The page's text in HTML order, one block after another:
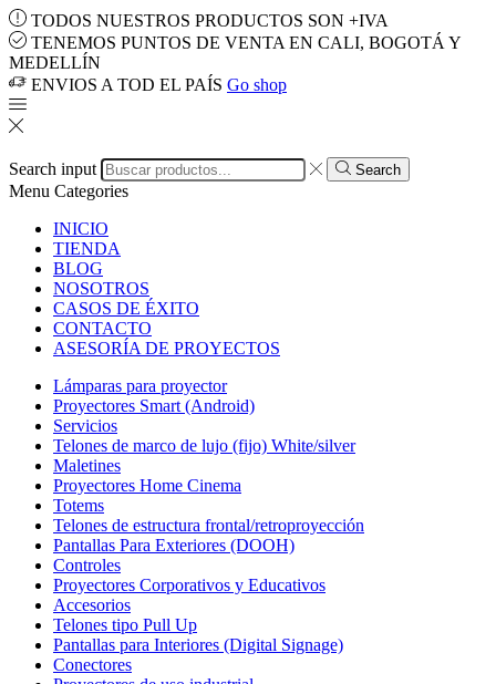
TODOS NUESTROS PRODUCTOS SON +IVA
TENEMOS PUNTOS DE VENTA EN CALI, BOGOTÁ Y
MEDELLÍN
ENVIOS A TOD EL PAÍS Go shop
Search input Search
Menu Categories
INICIO
TIENDA
BLOG
NOSOTROS
CASOS DE ÉXITO
CONTACTO
ASESORÍA DE PROYECTOS
Lámparas para proyector
Proyectores Smart (Android)
Servicios
Telones de marco de lujo (fijo) White/silver
Maletines
Proyectores Home Cinema
Totems
Telones de estructura frontal/retroproyección
Pantallas Para Exteriores (DOOH)
Controles
Proyectores Corporativos y Educativos
Accesorios
Telones tipo Pull Up
Pantallas para Interiores (Digital Signage)
Conectores